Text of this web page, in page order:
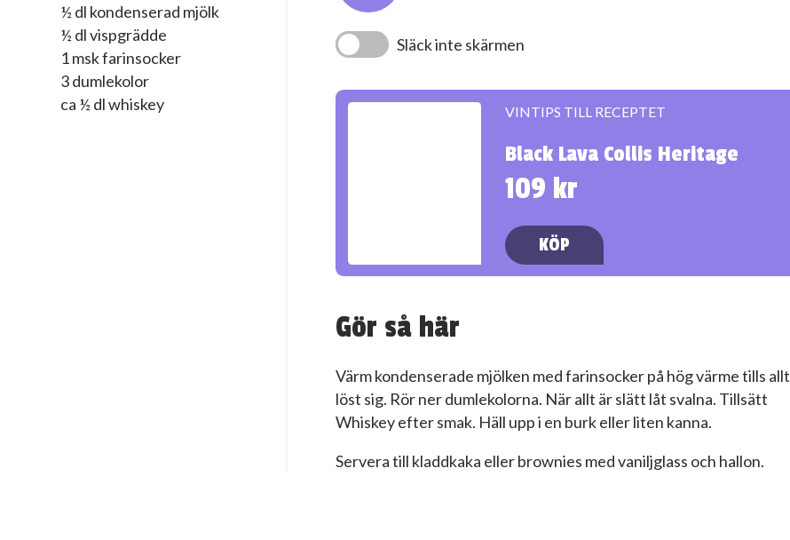
½ dl kondenserad mjölk
½ dl vispgrädde
1 msk farinsocker
3 dumlekolor
ca ½ dl whiskey
Släck inte skärmen
VINTIPS TILL RECEPTET
Black Lava Collis Heritage
109 kr
KÖP
Gör så här
Värm kondenserade mjölken med farinsocker på hög värme tills allt
löst sig. Rör ner dumlekolorna. När allt är slätt låt svalna. Tillsätt
Whiskey efter smak. Häll upp i en burk eller liten kanna.
Servera till kladdkaka eller brownies med vaniljglass och hallon.